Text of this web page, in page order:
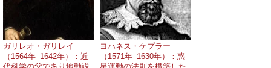
ガリレオ・ガリレイ
（1564年–1642年）：近
ヨハネス・ケプラー
（1571年–1630年）：惑